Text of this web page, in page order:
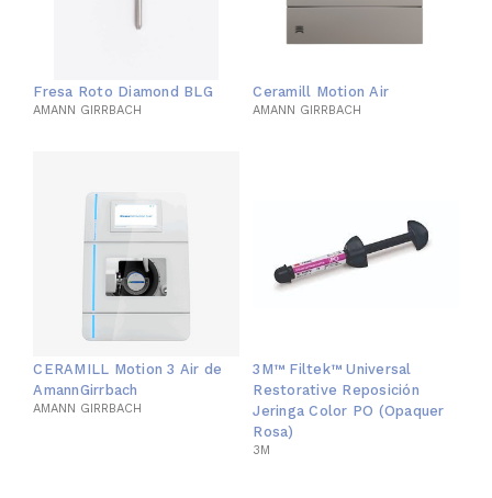
Fresa Roto Diamond BLG
AMANN GIRRBACH
Ceramill Motion Air
AMANN GIRRBACH
CERAMILL Motion 3 Air de
AmannGirrbach
AMANN GIRRBACH
3M™ Filtek™ Universal
Restorative Reposición
Jeringa Color PO (Opaquer
Rosa)
3M